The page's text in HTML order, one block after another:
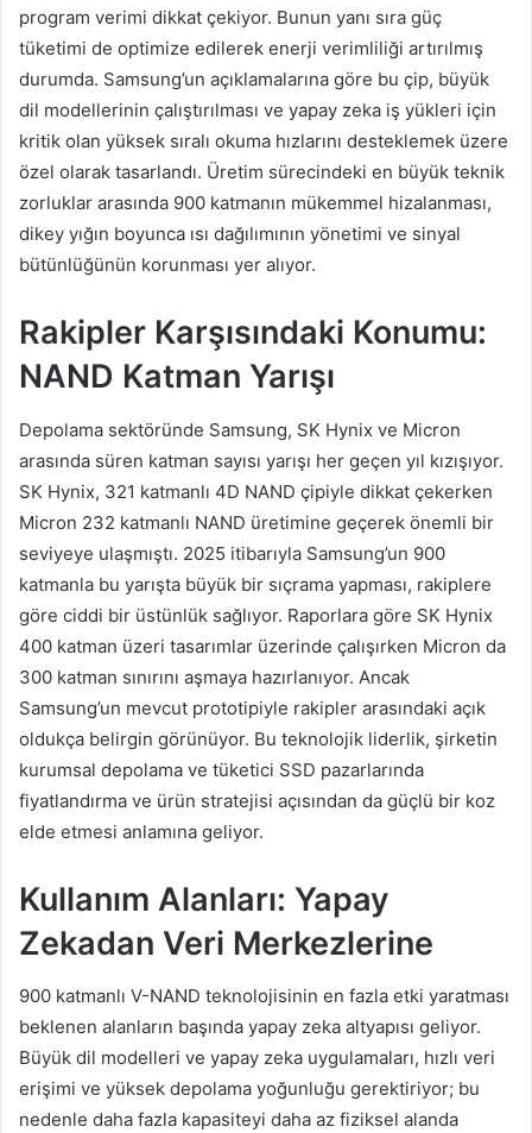
program verimi dikkat çekiyor. Bunun yanı sıra güç
tüketimi de optimize edilerek enerji verimliliği artırılmış
durumda. Samsung’un açıklamalarına göre bu çip, büyük
dil modellerinin çalıştırılması ve yapay zeka iş yükleri için
kritik olan yüksek sıralı okuma hızlarını desteklemek üzere
özel olarak tasarlandı. Üretim sürecindeki en büyük teknik
zorluklar arasında 900 katmanın mükemmel hizalanması,
dikey yığın boyunca ısı dağılımının yönetimi ve sinyal
bütünlüğünün korunması yer alıyor.
Rakipler Karşısındaki Konumu:
NAND Katman Yarışı
Depolama sektöründe Samsung, SK Hynix ve Micron
arasında süren katman sayısı yarışı her geçen yıl kızışıyor.
SK Hynix, 321 katmanlı 4D NAND çipiyle dikkat çekerken
Micron 232 katmanlı NAND üretimine geçerek önemli bir
seviyeye ulaşmıştı. 2025 itibarıyla Samsung’un 900
katmanla bu yarışta büyük bir sıçrama yapması, rakiplere
göre ciddi bir üstünlük sağlıyor. Raporlara göre SK Hynix
400 katman üzeri tasarımlar üzerinde çalışırken Micron da
300 katman sınırını aşmaya hazırlanıyor. Ancak
Samsung’un mevcut prototipiyle rakipler arasındaki açık
oldukça belirgin görünüyor. Bu teknolojik liderlik, şirketin
kurumsal depolama ve tüketici SSD pazarlarında
fiyatlandırma ve ürün stratejisi açısından da güçlü bir koz
elde etmesi anlamına geliyor.
Kullanım Alanları: Yapay
Zekadan Veri Merkezlerine
900 katmanlı V-NAND teknolojisinin en fazla etki yaratması
beklenen alanların başında yapay zeka altyapısı geliyor.
Büyük dil modelleri ve yapay zeka uygulamaları, hızlı veri
erişimi ve yüksek depolama yoğunluğu gerektiriyor; bu
nedenle daha fazla kapasiteyi daha az fiziksel alanda